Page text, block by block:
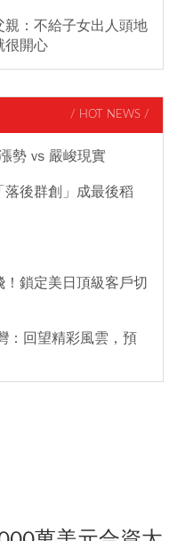
：不給子女出人頭地
很開心
/ HOT NEWS /
勢 vs 嚴峻現實
後群創」成最後稻
鎖定美日頂級客戶切
：回望精彩風雲，預